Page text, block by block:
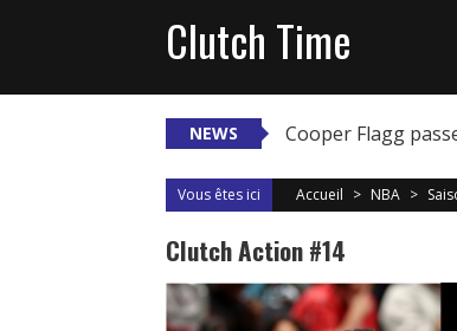
Clutch Time
NEWS Cooper Flagg
Vous êtes ici Accueil > NBA >
Clutch Action #14